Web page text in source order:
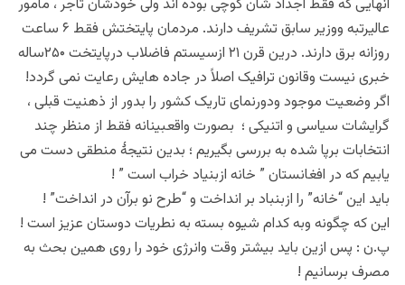
آنهایی که فقط اجداد شان کوچی بوده اند ولی خودشان تاجر ، مامور
عالیرتبه ووزیر سابق تشریف دارند. مردمان پایتختش فقط ۶ ساعت
روزانه برق دارند. درین قرن ۲۱ ازسیستم فاضلاب درپایتخت ۲۵۰ساله
خبری نیست وقانون ترافیک اصلاً در جاده هایش رعایت نمی گردد!
اگر وضعیت موجود ودورنمای تاریک کشور را بدور از ذهنیت قبلی ،
گرایشات سیاسی و اتنیکی ؛ بصورت واقعبینانه فقط از منظر چند
انتخابات برپا شده به بررسی بگیریم ؛ بدین نتیجهٔ منطقی دست می
یابیم که در افغانستان ” خانه ازبنیاد خراب است ” !
باید این “خانه” را ازبنباد بر انداخت و “طرح نو برآن در انداخت” !
این که چگونه وبه کدام شیوه بسته به نطریات دوستان عزیز است !
پ.ن : پس ازین باید بیشتر وقت وانرژی خود را روی همین بحث به
مصرف برسانیم !